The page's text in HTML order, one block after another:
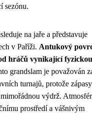
sezónu.
na jaře a představuje
v Paříži. Antukový
hráčů vynikající fyzickou
grandslam je považován
turnajů, protože
výdrž.
prostředí a vášnivým